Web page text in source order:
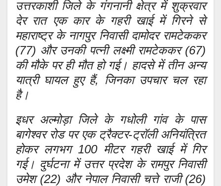
उत्तरकाशी जिले के गंगनानी क्षेत्र में शुक्रवार
देर रात एक कार के गहरी खाई में गिरने से
महाराष्ट्र के नागपुर निवासी दामोदर रामटेककर
(77) और उनकी पत्नी लक्ष्मी रामटेककर (67)
की मौके पर ही मौत हो गई। हादसे में तीन अन्य
यात्री घायल हुए हैं, जिनका उपचार चल रहा
है।
इधर अल्मोड़ा जिले के गधोली गांव के पास
बागेश्वर रोड पर एक ट्रैक्टर-ट्रॉली अनियंत्रित
होकर लगभग 100 मीटर गहरी खाई में गिर
गई। दुर्घटना में उत्तर प्रदेश के रामपुर निवासी
उमेश (22) और नेपाल निवासी चत्ते राजी (26)